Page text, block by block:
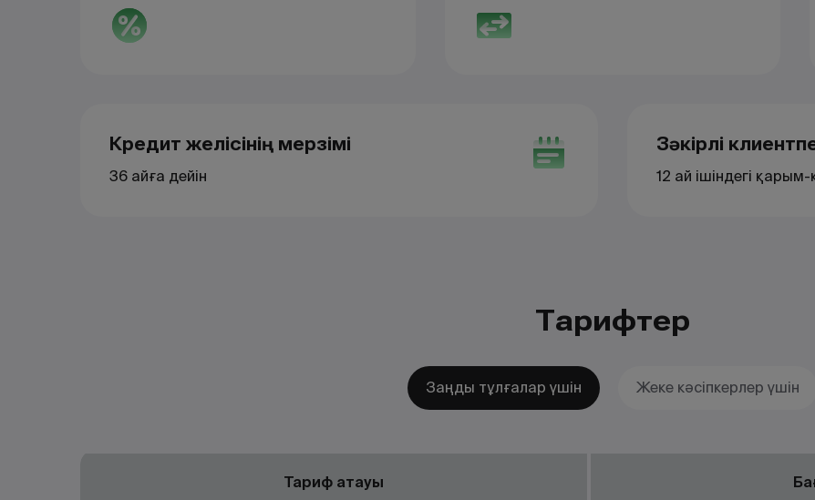
Кредит желісінің мерзімі
36 айға дейін
Зәкірлі
12 ай ішіндегі
Тарифтер
Заңды тұлғалар үшін Жеке кәсіпкерлер үшін
Тариф атауы